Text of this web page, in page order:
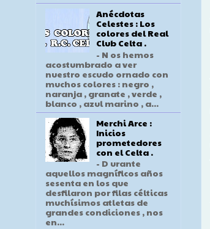
Anécdotas
Celestes : Los
colores del Real
Club Celta .
- N os hemos
acostumbrado a ver
nuestro escudo ornado con
muchos colores : negro ,
naranja , granate , verde ,
blanco , azul marino , a...
Merchi Arce :
Inicios
prometedores
con el Celta .
- D urante
aquellos magníficos años
sesenta en los que
desfilaron por filas célticas
muchísimos atletas de
grandes condiciones , nos
en...